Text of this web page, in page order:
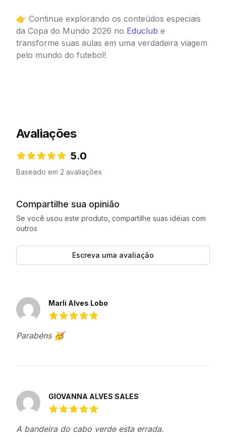
👉 Continue explorando os conteúdos especiais
da Copa do Mundo 2026 no Educlub e
transforme suas aulas em uma verdadeira viagem
pelo mundo do futebol!
Avaliações
5.0
Baseado em 2 avaliações
Compartilhe sua opinião
Se você usou este produto, compartilhe suas idéias com
outros
Escreva uma avaliação
Avaliações recentes
Marli Alves Lobo
Parabéns 🥳
GIOVANNA ALVES SALES
A bandeira do cabo verde esta errada.